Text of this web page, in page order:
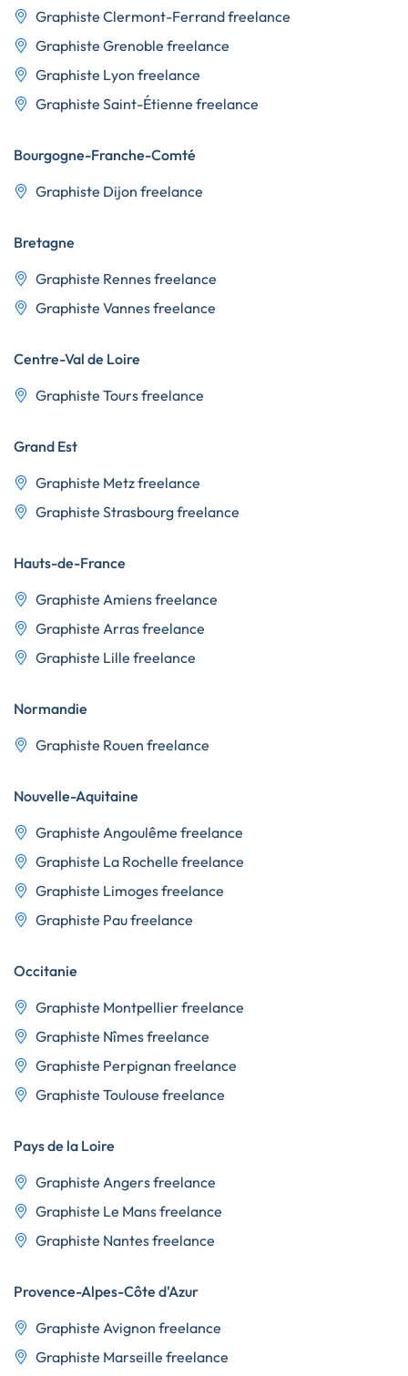
Graphiste Clermont-Ferrand freelance
Graphiste Grenoble freelance
Graphiste Lyon freelance
Graphiste Saint-Étienne freelance
Bourgogne-Franche-Comté
Graphiste Dijon freelance
Bretagne
Graphiste Rennes freelance
Graphiste Vannes freelance
Centre-Val de Loire
Graphiste Tours freelance
Grand Est
Graphiste Metz freelance
Graphiste Strasbourg freelance
Hauts-de-France
Graphiste Amiens freelance
Graphiste Arras freelance
Graphiste Lille freelance
Normandie
Graphiste Rouen freelance
Nouvelle-Aquitaine
Graphiste Angoulême freelance
Graphiste La Rochelle freelance
Graphiste Limoges freelance
Graphiste Pau freelance
Occitanie
Graphiste Montpellier freelance
Graphiste Nîmes freelance
Graphiste Perpignan freelance
Graphiste Toulouse freelance
Pays de la Loire
Graphiste Angers freelance
Graphiste Le Mans freelance
Graphiste Nantes freelance
Provence-Alpes-Côte d'Azur
Graphiste Avignon freelance
Graphiste Marseille freelance